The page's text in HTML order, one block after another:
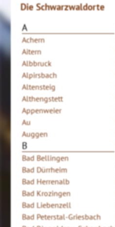
Die Schwarzwaldorte
A
Achern
Aitern
Albbruck
Alpirsbach
Altensteig
Althengstett
Appenweier
Au
Auggen
B
Bad Bellingen
Bad Dürrheim
Bad Herrenalb
Bad Krozingen
Bad Liebenzell
Bad Peterstal-Griesbach